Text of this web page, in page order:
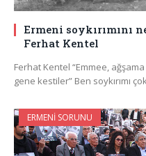
Ermeni soykırımını
Ferhat Kentel
Ferhat Kentel “Emmee,
gene kestiler” Ben soykırımı
ERMENI SORUNU